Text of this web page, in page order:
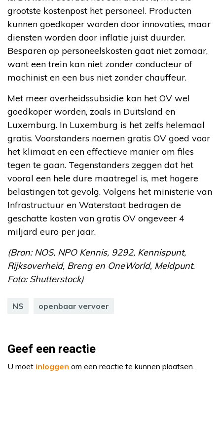
grootste kostenpost het personeel. Producten
kunnen goedkoper worden door innovaties, maar
diensten worden door inflatie juist duurder.
Besparen op personeelskosten gaat niet zomaar,
want een trein kan niet zonder conducteur of
machinist en een bus niet zonder chauffeur.
Met meer overheidssubsidie kan het OV wel
goedkoper worden, zoals in Duitsland en
Luxemburg. In Luxemburg is het zelfs helemaal
gratis. Voorstanders noemen gratis OV goed voor
het klimaat en een effectieve manier om files
tegen te gaan. Tegenstanders zeggen dat het
vooral een hele dure maatregel is, met hogere
belastingen tot gevolg. Volgens het ministerie van
Infrastructuur en Waterstaat bedragen de
geschatte kosten van gratis OV ongeveer 4
miljard euro per jaar.
(Bron: NOS, NPO Kennis, 9292, Kennispunt,
Rijksoverheid, Breng en OneWorld, Meldpunt.
Foto: Shutterstock)
NS openbaar vervoer
Geef een reactie
U moet inloggen om een reactie te kunnen plaatsen.